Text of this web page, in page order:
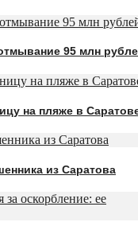
95 млн
на пляже в
из Саратова